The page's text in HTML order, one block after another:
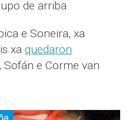
de arriba.
e Soneira, xa
xa quedaron
Sofán e Corme van